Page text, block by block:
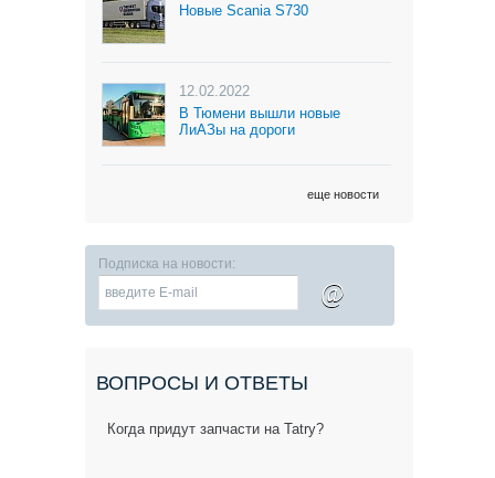
Новые Scania S730
12.02.2022
В Тюмени вышли новые
ЛиАЗы на дороги
еще новости
Подписка на новости:
@
ВОПРОСЫ И ОТВЕТЫ
Когда придут запчасти на Tatry?